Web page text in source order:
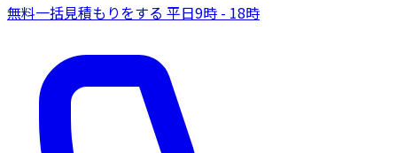
無料一括見積もりをする 平日9時 - 18時